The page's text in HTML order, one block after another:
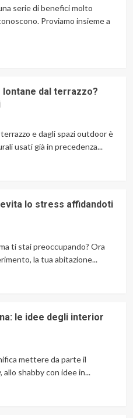
serie di benefici molto
Proviamo insieme a
dal terrazzo?
e dagli spazi outdoor è
usati già in precedenza...
lo stress affidandoti
ti stai preoccupando? Ora
la tua abitazione...
le idee degli interior
mettere da parte il
shabby con idee in...